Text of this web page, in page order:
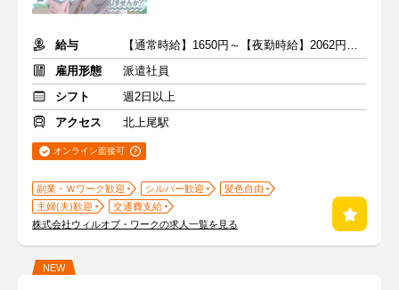
給与
【通常時給】1650円～【夜勤時給】2062円～ ＋交通費
雇用形態
派遣社員
シフト
週2日以上
アクセス
北上尾駅
オンライン面接可
副業・Ｗワーク歓迎 シルバー歓迎
髪色自由
主婦(夫)歓迎
交通費支給
株式会社ウィルオブ・ワークの求人一覧を見る
NEW